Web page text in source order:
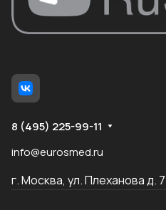
8 (495) 225-99-11
info@eurosmed.ru
г. Москва, ул. Плеханова д. 7